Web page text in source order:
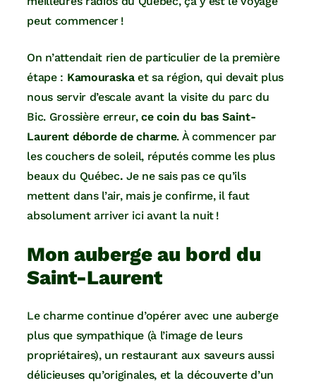
peut commencer !
On n’attendait rien de particulier de la première
étape : Kamouraskaet sa région, qui devait plus
nous servir d’escale avant la visite du parc du
Bic. Grossière erreur,ce coin du bas Saint-
Laurent déborde de charme. À commencer par
les couchers de soleil, réputés comme les plus
beaux du Québec. Je ne sais pas ce qu’ils
mettent dans l’air, mais je confirme, il faut
absolument arriver ici avant la nuit !
Mon auberge au bord du
Saint-Laurent
Le charme continue d’opérer avec une auberge
plus que sympathique (à l’image de leurs
propriétaires), un restaurant aux saveurs aussi
délicieuses qu’originales, et la découverte d’un